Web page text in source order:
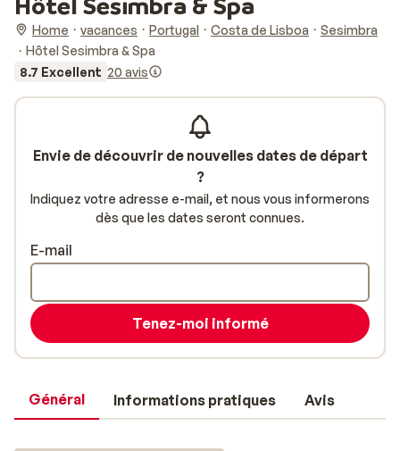
Home vacances Portugal Costa de Lisboa
Sesimbra
Hôtel Sesimbra & Spa
8.7 Excellent 20 avis
Général Informations pratiques Avis
Envie de découvrir de nouvelles dates de départ
?
Indiquez votre adresse e-mail, et nous vous informerons
dès que les dates seront connues.
E-mail
Tenez-moi informé